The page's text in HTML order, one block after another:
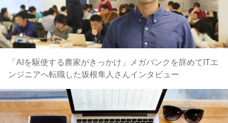
「AIを駆使する農家がきっかけ」メガバンクを辞めてITエ
ンジニアへ転職した坂根隼人さんインタビュー